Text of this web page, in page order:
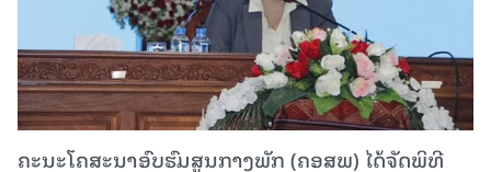
ຄະນະໂຄສະນາອົບຮົມສູນກາງພັກ (ຄອສພ) ໄດ້ຈັດພິທີ